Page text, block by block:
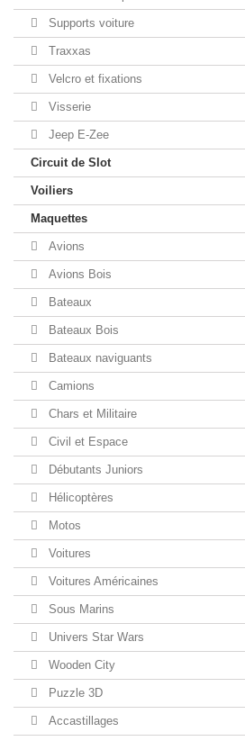
Supports voiture
Traxxas
Velcro et fixations
Visserie
Jeep E-Zee
Circuit de Slot
Voiliers
Maquettes
Avions
Avions Bois
Bateaux
Bateaux Bois
Bateaux naviguants
Camions
Chars et Militaire
Civil et Espace
Débutants Juniors
Hélicoptères
Motos
Voitures
Voitures Américaines
Sous Marins
Univers Star Wars
Wooden City
Puzzle 3D
Accastillages